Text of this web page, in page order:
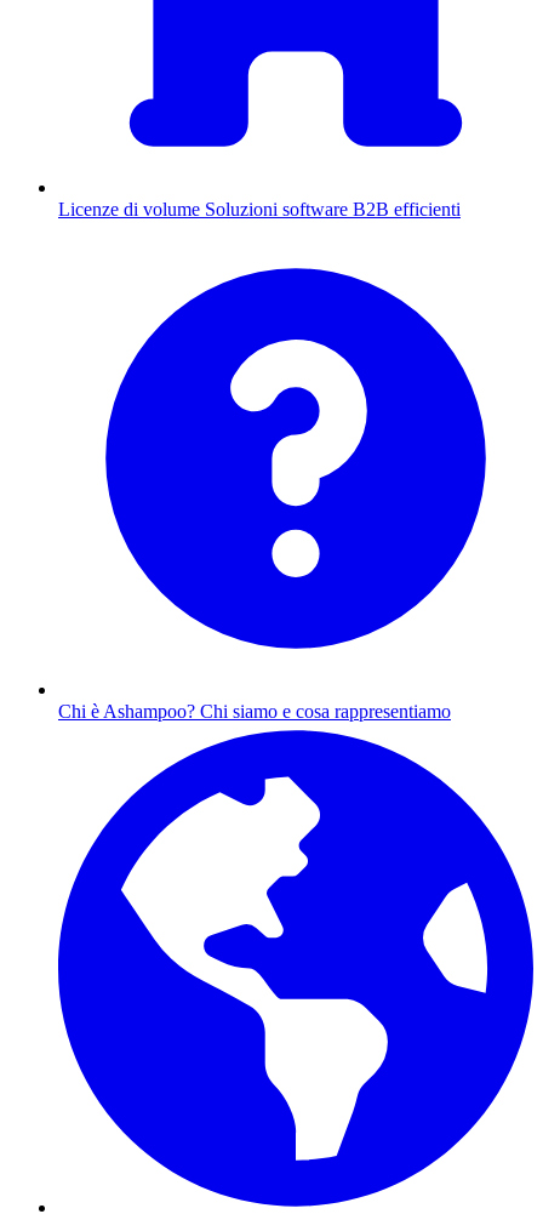
Licenze di volume Soluzioni software B2B efficienti
Chi è Ashampoo? Chi siamo e cosa rappresentiamo